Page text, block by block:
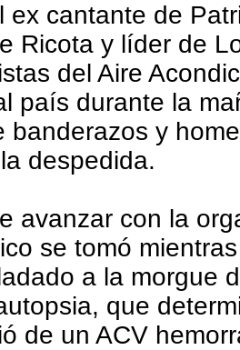
ex cantante de
Ricota y líder de
del Aire
país durante la
banderazos y
despedida.
avanzar con la
se tomó
a la morgue
que
de un ACV